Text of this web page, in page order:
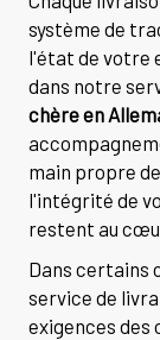
système de
l'état de votre
dans notre
chère en
main propre
l'intégrité de
restent au
Dans certains
service de
exigences